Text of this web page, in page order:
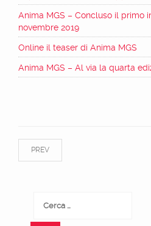
Anima MGS – Concluso il primo
novembre 2019
Online il teaser di Anima MGS
Anima MGS – Al via la quarta
PREV
per: